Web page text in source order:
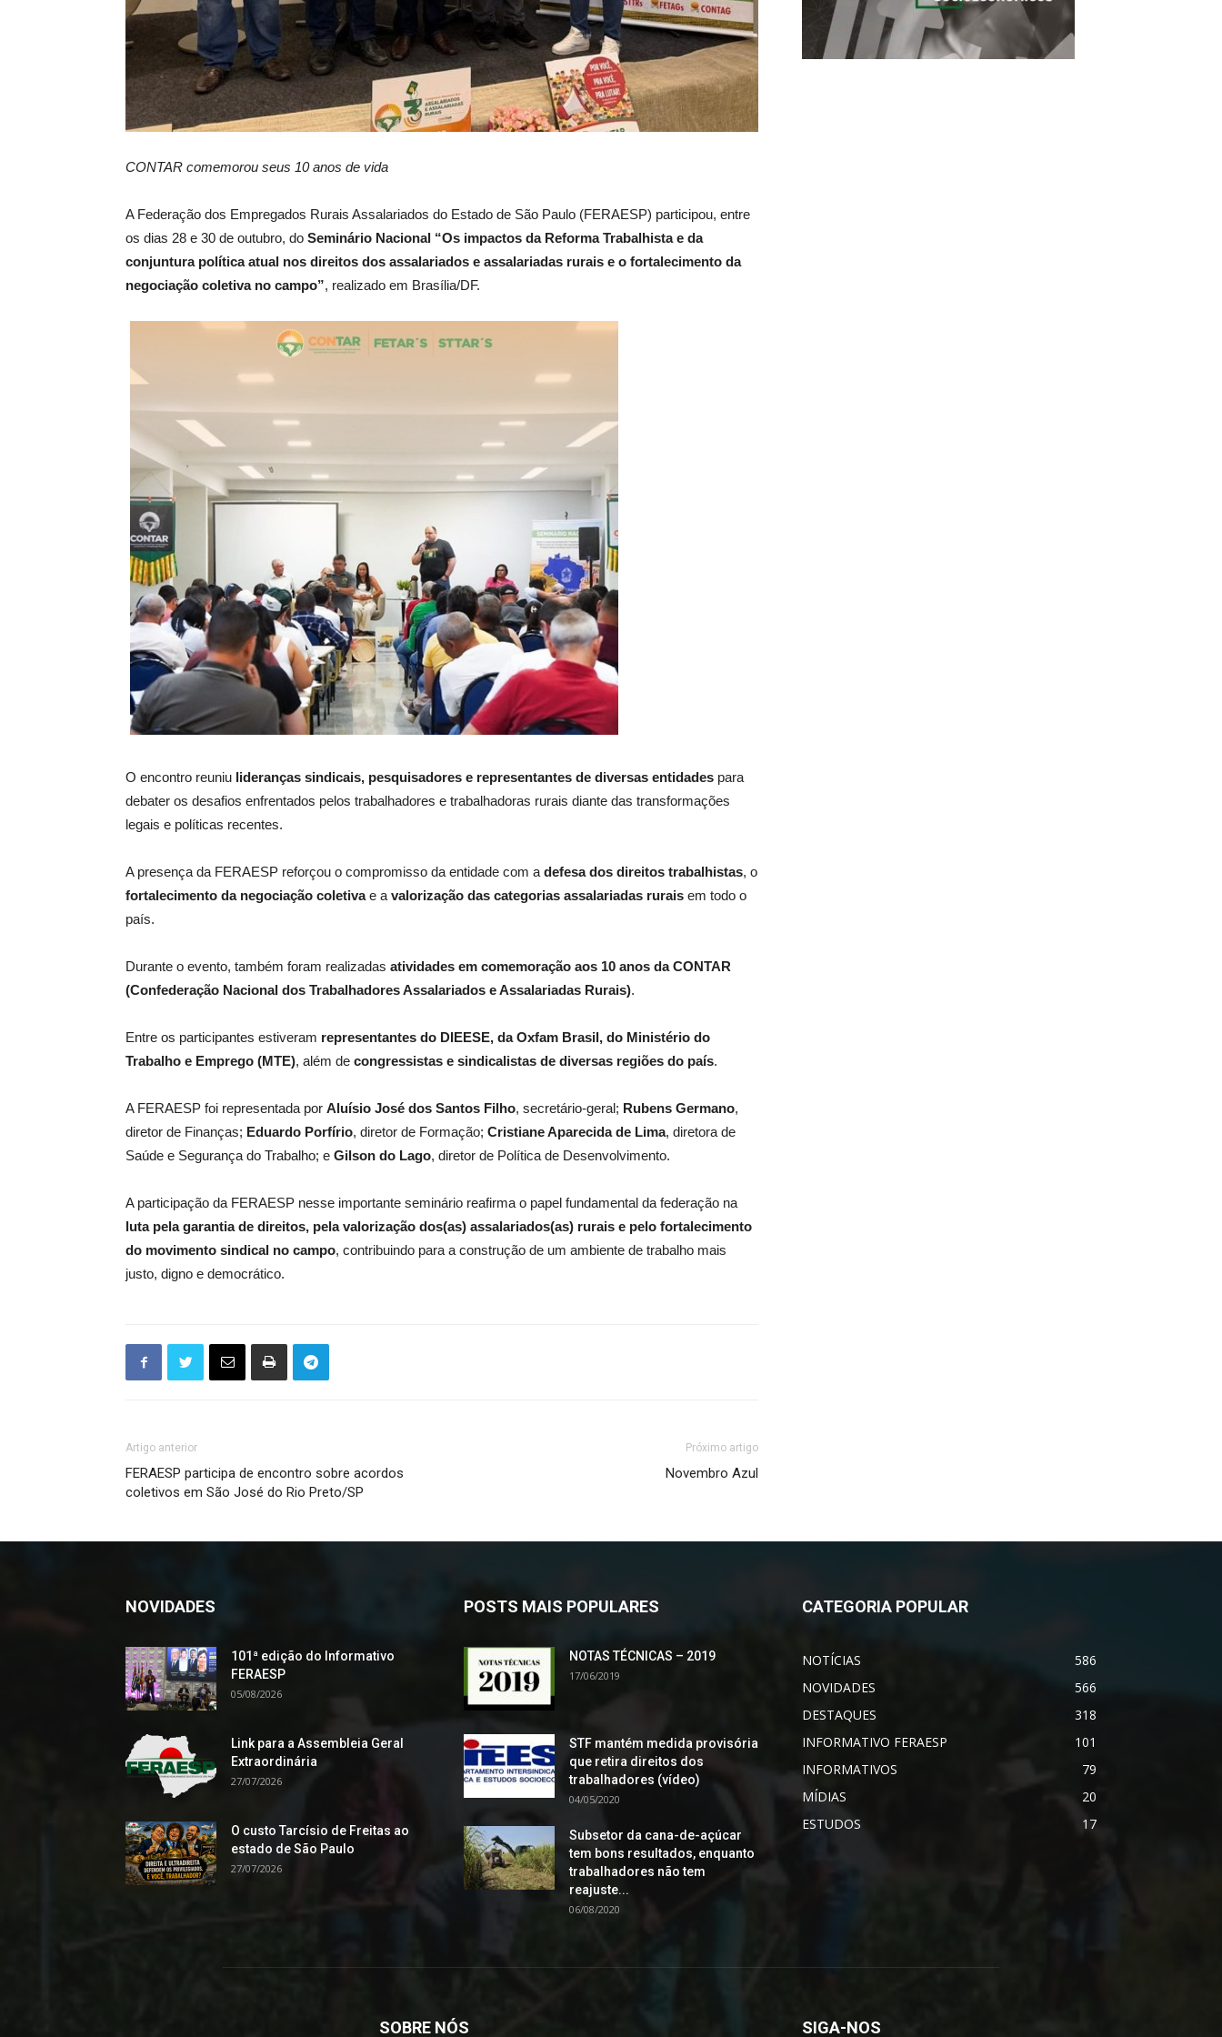
CONTAR comemorou seus 10 anos de vida
A Federação dos Empregados Rurais Assalariados do Estado de São Paulo (FERAESP) participou, entre
os dias 28 e 30 de outubro, do Seminário Nacional “Os impactos da Reforma Trabalhista e da
conjuntura política atual nos direitos dos assalariados e assalariadas rurais e o fortalecimento da
negociação coletiva no campo”, realizado em Brasília/DF.
O encontro reuniu lideranças sindicais, pesquisadores e representantes de diversas entidades para
debater os desafios enfrentados pelos trabalhadores e trabalhadoras rurais diante das transformações
legais e políticas recentes.
A presença da FERAESP reforçou o compromisso da entidade com a defesa dos direitos trabalhistas, o
fortalecimento da negociação coletivae a valorização das categorias assalariadas rurais em todo o
país.
Durante o evento, também foram realizadas atividades em comemoração aos 10 anos da CONTAR
(Confederação Nacional dos Trabalhadores Assalariados e Assalariadas Rurais).
Entre os participantes estiveram representantes do DIEESE, da Oxfam Brasil, do Ministério do
Trabalho e Emprego (MTE), além de congressistas e sindicalistas de diversas regiões do país.
A FERAESP foi representada por Aluísio José dos Santos Filho, secretário-geral; Rubens Germano,
diretor de Finanças; Eduardo Porfírio, diretor de Formação; Cristiane Aparecida de Lima, diretora de
Saúde e Segurança do Trabalho; e Gilson do Lago, diretor de Política de Desenvolvimento.
A participação da FERAESP nesse importante seminário reafirma o papel fundamental da federação na
luta pela garantia de direitos, pela valorização dos(as) assalariados(as) rurais e pelo fortalecimento
do movimento sindical no campo, contribuindo para a construção de um ambiente de trabalho mais
justo, digno e democrático.
Artigo anterior
FERAESP participa de encontro sobre acordos
coletivos em São José do Rio Preto/SP
Próximo artigo
Novembro Azul
NOVIDADES
101ª edição do Informativo
FERAESP
05/08/2026
Link para a Assembleia Geral
Extraordinária
27/07/2026
O custo Tarcísio de Freitas ao
estado de São Paulo
27/07/2026
POSTS MAIS POPULARES
NOTAS TÉCNICAS – 2019
17/06/2019
STF mantém medida provisória
que retira direitos dos
trabalhadores (vídeo)
04/05/2020
Subsetor da cana-de-açúcar
tem bons resultados, enquanto
trabalhadores não tem
reajuste...
06/08/2020
CATEGORIA POPULAR
NOTÍCIAS
586
NOVIDADES
566
DESTAQUES
318
INFORMATIVO FERAESP
101
INFORMATIVOS
79
MÍDIAS
20
ESTUDOS
17
SOBRE NÓS SIGA-NOS